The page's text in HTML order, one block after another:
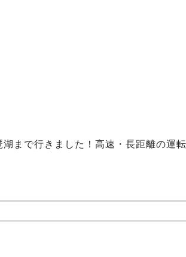
まで行きました！高速・長距離の運